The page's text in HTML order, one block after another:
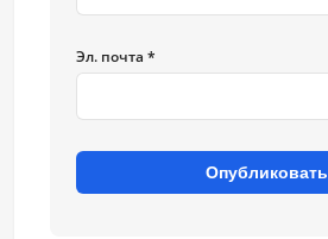
Эл. почта *
Опубликовать